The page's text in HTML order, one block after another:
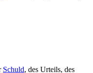
Schuld, des Urteils, des